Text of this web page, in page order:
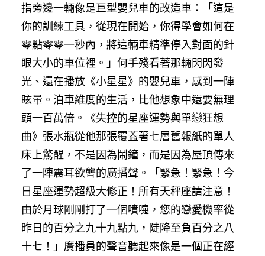
指旁邊一輛像是巨型嬰兒車的改造車：「這是
你的訓練工具，從現在開始，你得學會如何在
零點零零一秒內，將這輛車精準停入對面的針
眼大小的車位裡。」何手殘看著那輛閃閃發
光、還在播放《小星星》的嬰兒車，感到一陣
眩暈。泊車維度的生活，比他想象中還要無理
頭一百萬倍。《失控的星座運勢與單戀狂想
曲》張水瓶從他那張覆蓋著七層舊報紙的單人
床上驚醒，不是因為鬧鐘，而是因為屋頂傳來
了一陣震耳欲聾的廣播聲。「緊急！緊急！今
日星座運勢超級大修正！所有天秤座請注意！
由於月球剛剛打了一個噴嚏，您的戀愛機率從
昨日的百分之九十九點九，陡降至負百分之八
十七！」廣播員的聲音聽起來像是一個正在經